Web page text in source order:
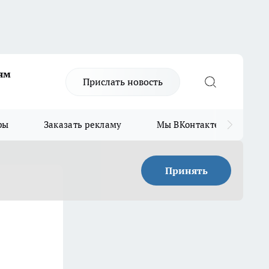
Прислать новость
Заказать рекламу Мы ВКонтакте
Принять